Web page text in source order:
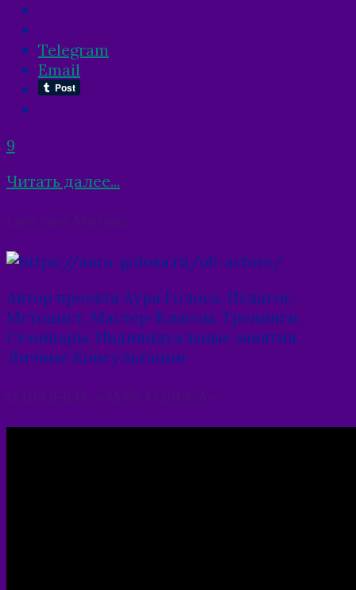
Telegram
Email
9
Читать далее...
navigation
Автор проекта Аура Голоса, Педагог,
Методист, Мастер-Классы, Тренинги,
Семинары, Индивидуальные занятия,
Личные Консультации